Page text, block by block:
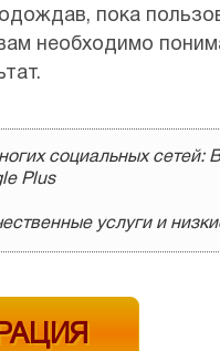
пока
необходимо
социальных сетей:
Plus
услуги и